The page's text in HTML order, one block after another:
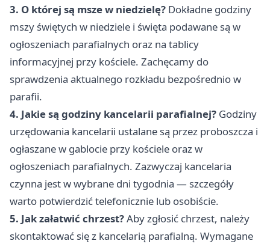
3. O której są msze w niedzielę? Dokładne godziny
mszy świętych w niedziele i święta podawane są w
ogłoszeniach parafialnych oraz na tablicy
informacyjnej przy kościele. Zachęcamy do
sprawdzenia aktualnego rozkładu bezpośrednio w
parafii.
4. Jakie są godziny kancelarii parafialnej? Godziny
urzędowania kancelarii ustalane są przez proboszcza i
ogłaszane w gablocie przy kościele oraz w
ogłoszeniach parafialnych. Zazwyczaj kancelaria
czynna jest w wybrane dni tygodnia — szczegóły
warto potwierdzić telefonicznie lub osobiście.
5. Jak załatwić chrzest?Aby zgłosić chrzest, należy
skontaktować się z kancelarią parafialną. Wymagane